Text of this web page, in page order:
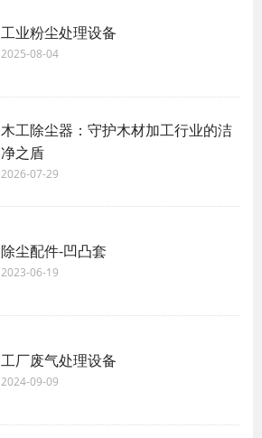
工业粉尘处理设备
2025-08-04
木工除尘器：守护木材加工行业的洁
净之盾
2026-07-29
除尘配件-凹凸套
2023-06-19
工厂废气处理设备
2024-09-09